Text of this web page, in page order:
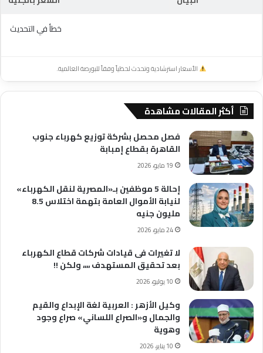
خطأ في التحديث
الأسعار استرشادية وتحدث لحظياً وفقاً للبورصة العالمية.
أكثر المقالات مشاهدة
فصل محصل بشركة توزيع كهرباء جنوب
القاهرة بقطاع إمبابة
19 مايو، 2026
إحالة 5 موظفين بـ«المصرية لنقل الكهرباء»
لنيابة الأموال العامة بتهمة اختلاس 8.5
مليون جنيه
24 مايو، 2026
لا تغيرات فى قيادات شركات قطاع الكهرباء
بعد تحقيق المستهدف ،،،، ولكن !!
10 يوليو، 2026
وكيل الأزهر : العربية لغة الإبداع والقيم
والجمال و«الصراع اللساني» صراع وجود
وهوية
10 يناير، 2026